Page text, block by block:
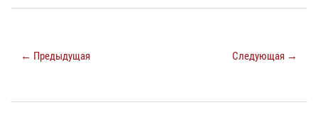
← Предыдущая Следующая →